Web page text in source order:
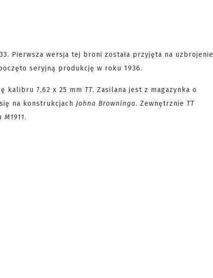
Pierwsza wersja tej broni została przyjęta na uzbrojenie
seryjną produkcję w roku 1936.
kalibru 7,62 x 25 mm TT. Zasilana jest z magazynka o
na konstrukcjach Johna Browninga. Zewnętrznie TT
M1911.